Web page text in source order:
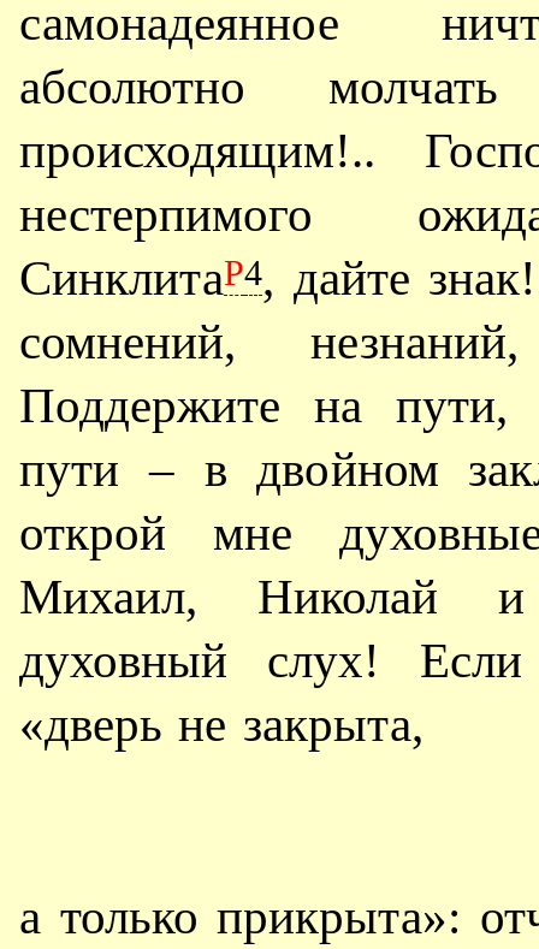
самонадеянное
абсолютно
происходящим!..
нестерпимого
СинклитаР4, дайте
сомнений,
Поддержите на пути,
пути – в двойном
открой мне
Михаил, Николай
духовный слух!
«дверь не закрыта,
а только прикрыта»: